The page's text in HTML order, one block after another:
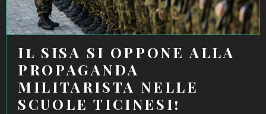
Il SISA SI OPPONE ALLA
PROPAGANDA
MILITARISTA NELLE
SCUOLE TICINESI!